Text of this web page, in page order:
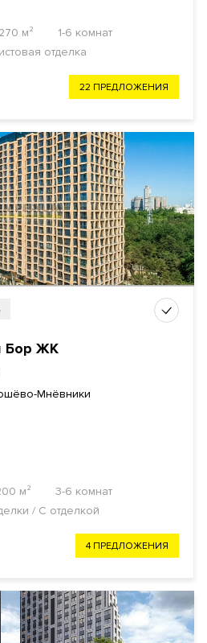
м²
1-6 комнат
отделка
22 ПРЕДЛОЖЕНИЯ
Бор ЖК
Мнёвники
м²
3-6 комнат
/ С отделкой
4 ПРЕДЛОЖЕНИЯ